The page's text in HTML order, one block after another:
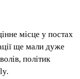
місце у постах
ще мали дуже
політик